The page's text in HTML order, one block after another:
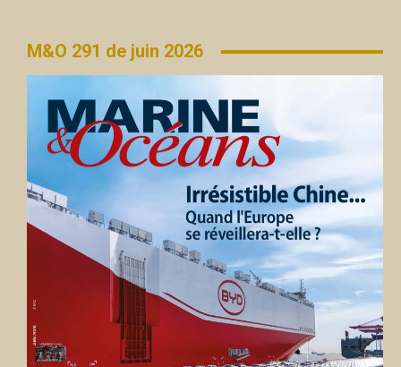
M&O 291 de juin 2026